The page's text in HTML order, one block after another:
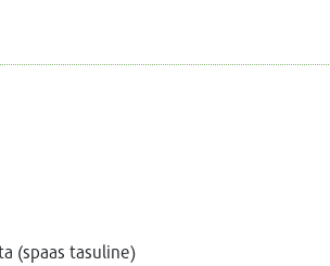
(spaas tasuline)